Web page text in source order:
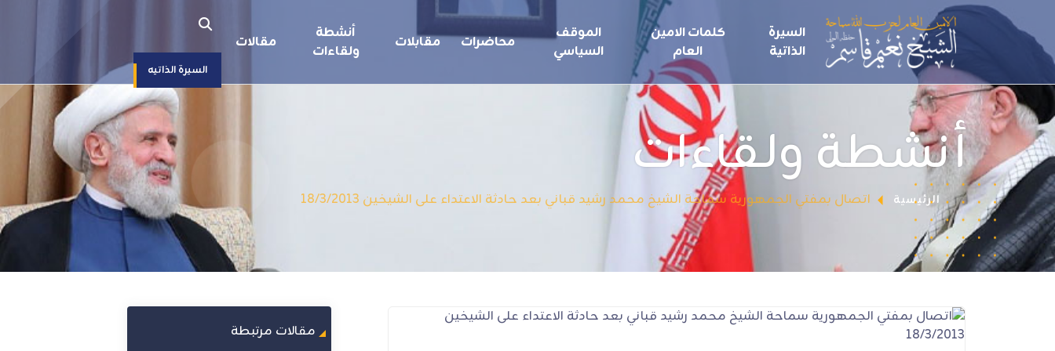
السيرة
الذاتية
كلمات الامين
العام
الموقف
السياسي
محاضرات مقابلات
أنشطة
ولقاءات
مقالات
السيرة الذاتيه
أنشطة ولقاءات
الرئيسية اتصال بمفتي الجمهورية سماحة الشيخ محمد رشيد قباني بعد حادثة الاعتداء على الشيخين 18/3/2013
مقالات مرتبطة